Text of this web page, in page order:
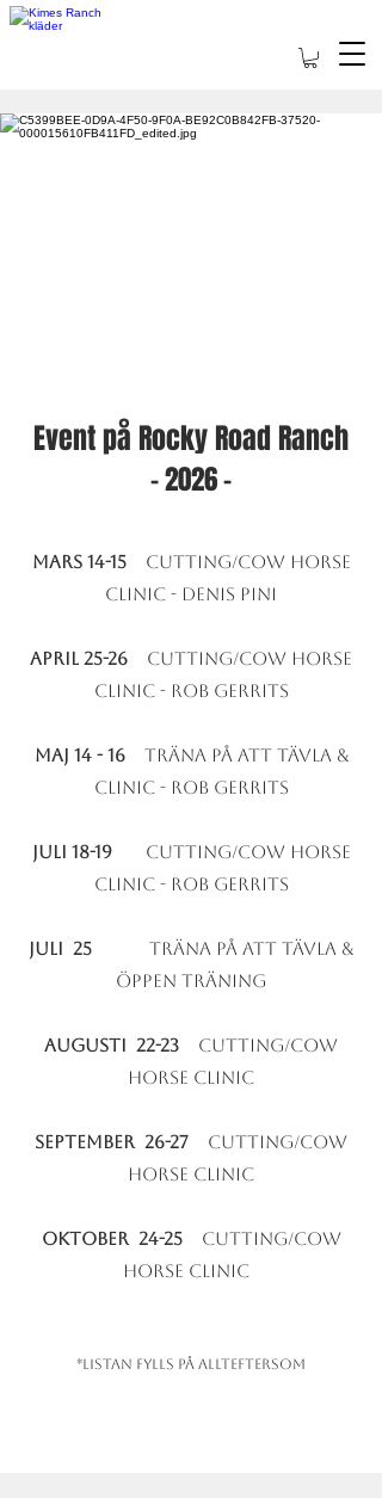
Event på Rocky Road Ranch
- 2026 -
Mars 14-15Cutting/cow horse
Clinic - Denis Pini
April 25-26 Cutting/cow horse
Clinic - Rob Gerrits
Maj 14 - 16Träna på att Tävla &
Clinic - Rob Gerrits
Juli 18-19
Cutting/cow horse
Clinic - rob gerrits
Juli 25 träna på att tävla &
öppen träning
augusti 22-23 Cutting/cow
horse clinic
September 26-27 cutting/cow
horse clinic
oktober 24-25cutting/cow
horse clinic
*Listan fylls på allteftersom